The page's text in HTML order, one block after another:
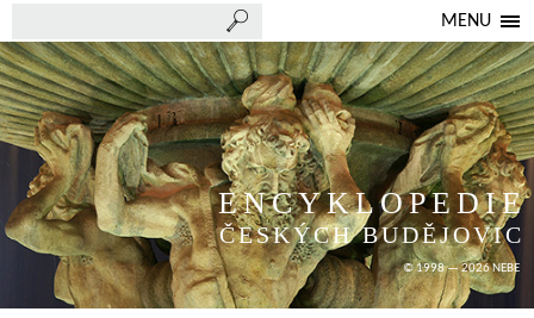
MENU
ENCYKLOPEDIE
ČESKÝCH BUDĚJOVIC
© 1998 — 2026 NEBE